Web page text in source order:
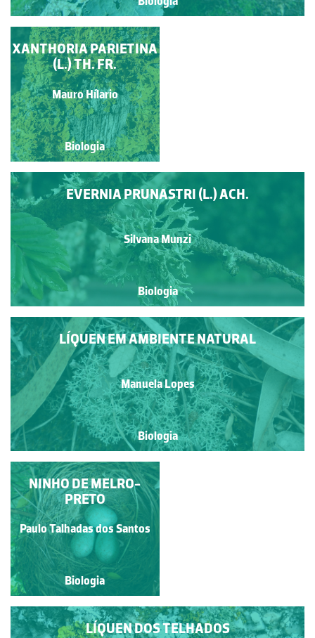
APOTÉCIO
LECANORINO DE UM
LÍQUEN
Silvana Munzi
Biologia
EVERNIA PRUNASTRI (L.) ACH.
Silvana Munzi
Biologia
XANTHORIA PARIETINA
(L.) TH. FR.
Mauro Hílario
Biologia
LÍQUEN EM AMBIENTE NATURAL
Manuela Lopes
Biologia
LÍQUENES
VERMELHOS
Mº Fátima D. Cotrim C.
Fonseca
Biologia
LÍQUEN DOS TELHADOS
NINHO DE MELRO-
PRETO
Paulo Talhadas dos Santos
Biologia